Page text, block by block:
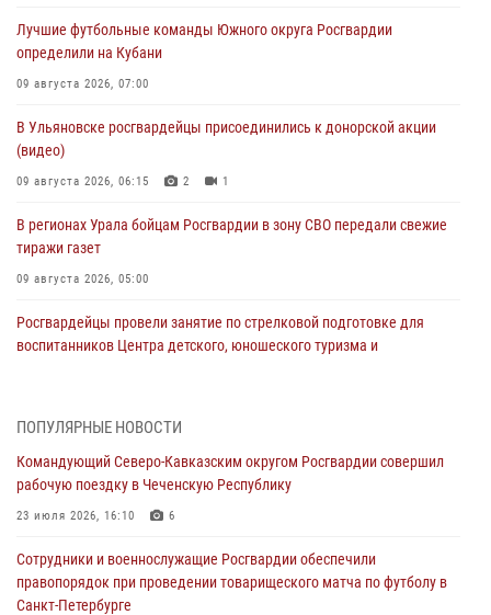
Лучшие футбольные команды Южного округа Росгвардии
определили на Кубани
09 августа 2026, 07:00
В Ульяновске росгвардейцы присоединились к донорской акции
(видео)
09 августа 2026, 06:15 2 1
В регионах Урала бойцам Росгвардии в зону СВО передали свежие
тиражи газет
09 августа 2026, 05:00
Росгвардейцы провели занятие по стрелковой подготовке для
воспитанников Центра детского, юношеского туризма и
проходит в Сибири
09 августа 2026, 04:00
Поклонной горе в Москве (видео)
08 августа 2026, 14:10 3
ПОПУЛЯРНЫЕ НОВОСТИ
Командующий Северо-Кавказским округом Росгвардии совершил
рабочую поездку в Чеченскую Республику
23 июля 2026, 16:10 6
Сотрудники и военнослужащие Росгвардии обеспечили
правопорядок при проведении товарищеского матча по футболу в
Санкт-Петербурге